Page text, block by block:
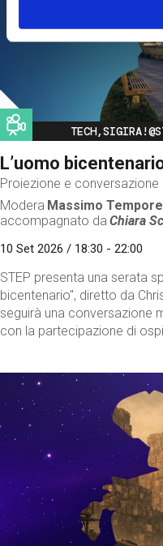
Image
L’uomo
Proiezione e conversazione
Modera Massimo
accompagnato da Chiara
10 Set 2026 / 18:30 - 22:00
STEP presenta una serata
bicentenario", diretto da
seguirà una conversazione
con la partecipazione di